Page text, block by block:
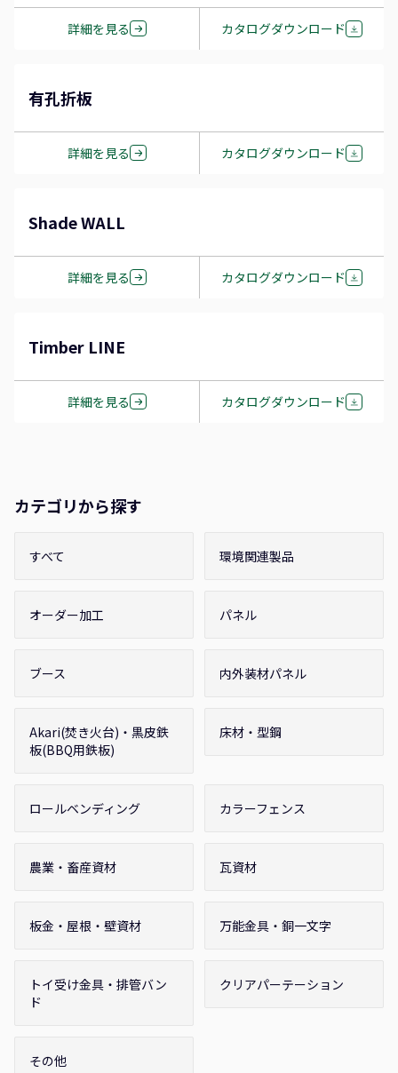
詳細を見る カタログダウンロード
有孔折板
詳細を見る カタログダウンロード
Shade WALL
詳細を見る カタログダウンロード
Timber LINE
詳細を見る カタログダウンロード
カテゴリから探す
すべて 環境関連製品
オーダー加工 パネル
ブース 内外装材パネル
Akari(焚き火台)・黒皮鉄
板(BBQ用鉄板)
床材・型鋼
ロールベンディング カラーフェンス
農業・畜産資材 瓦資材
板金・屋根・壁資材 万能金具・銅一文字
トイ受け金具・排管バン
ド
クリアパーテーション
その他